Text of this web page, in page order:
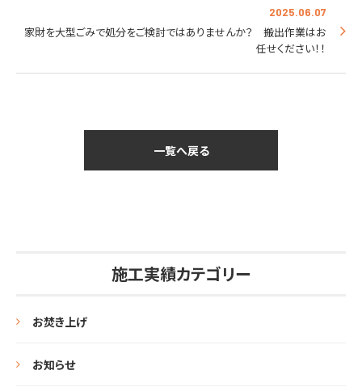
2025.06.07
家財を大型ごみで処分をご検討ではありませんか？ 搬出作業はお
任せください！！
一覧へ戻る
施工実績カテゴリー
お焚き上げ
お知らせ